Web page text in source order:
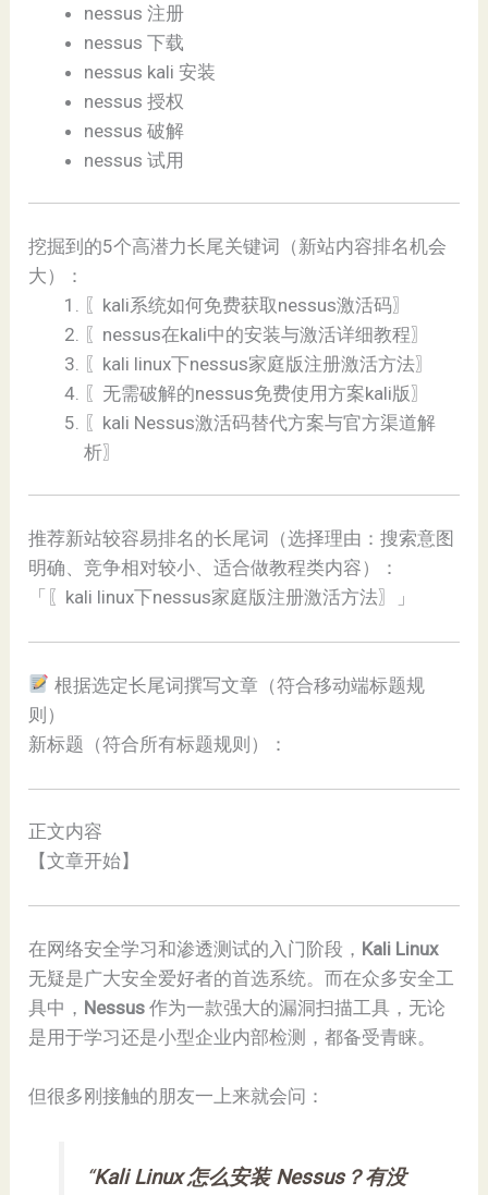
nessus 注册
nessus 下载
nessus kali 安装
nessus 授权
nessus 破解
nessus 试用
挖掘到的5个高潜力长尾关键词（新站内容排名机会
大）：
〖kali系统如何免费获取nessus激活码〗
〖nessus在kali中的安装与激活详细教程〗
〖kali linux下nessus家庭版注册激活方法〗
〖无需破解的nessus免费使用方案kali版〗
〖kali Nessus激活码替代方案与官方渠道解
析〗
推荐新站较容易排名的长尾词（选择理由：搜索意图
明确、竞争相对较小、适合做教程类内容）：
「〖kali linux下nessus家庭版注册激活方法〗」
根据选定长尾词撰写文章（符合移动端标题规
则）
新标题（符合所有标题规则）：
正文内容
【文章开始】
在网络安全学习和渗透测试的入门阶段， Kali Linux
无疑是广大安全爱好者的首选系统。而在众多安全工
具中， Nessus 作为一款强大的漏洞扫描工具，无论
是用于学习还是小型企业内部检测，都备受青睐。
但很多刚接触的朋友一上来就会问：
“Kali Linux 怎么安装 Nessus？有没